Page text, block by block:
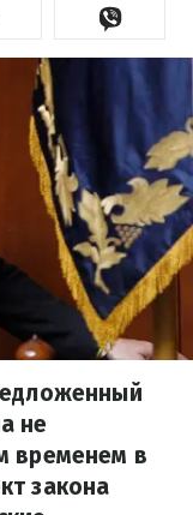
не
временем в
закона